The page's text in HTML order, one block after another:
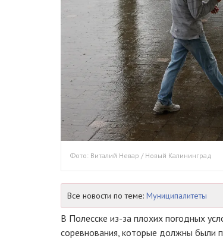
Фото: Виталий Невар / Новый Калининград
Все новости по теме: Муниципалитеты
В Полесске из-за плохих погодных
соревнования, которые должны были